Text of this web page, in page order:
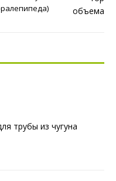
трубы из чугуна